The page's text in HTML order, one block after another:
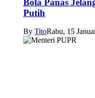
Putih
By TitoRabu, 15